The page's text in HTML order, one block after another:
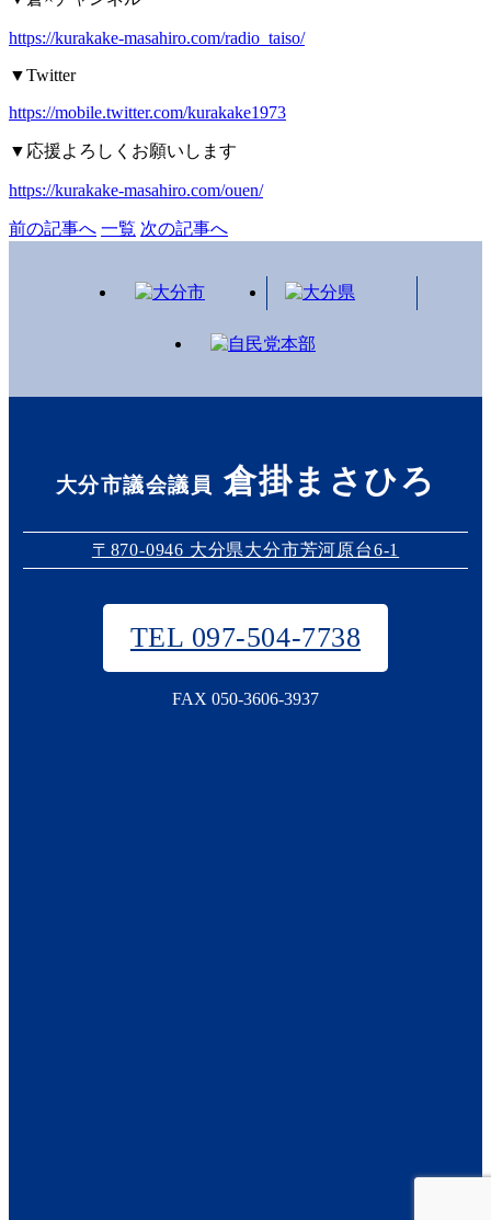
https://kurakake-masahiro.com/radio_taiso/
▼Twitter
https://mobile.twitter.com/kurakake1973
▼ 応援よろしくお願いします
https://kurakake-masahiro.com/ouen/
前の記事へ 一覧 次の記事へ
大分市議会議員 倉掛まさひろ
〒870-0946 大分県大分市芳河原台6-1
TEL 097-504-7738
FAX 050-3606-3937